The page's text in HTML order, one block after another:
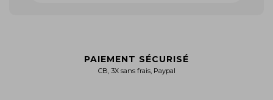
PAIEMENT SÉCURISÉ
CB, 3X sans frais, Paypal